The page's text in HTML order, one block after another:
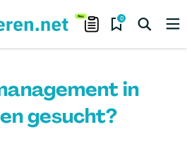
0
in
gesucht?